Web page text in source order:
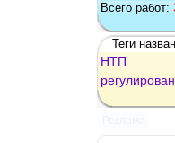
Всего работ:
Теги
НТП